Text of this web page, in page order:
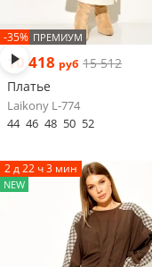
-35% ПРЕМИУМ
10 418 руб 15 512
Платье
Laikony L-774
44 46 48 50 52
2 д 22 ч 3 мин
NEW